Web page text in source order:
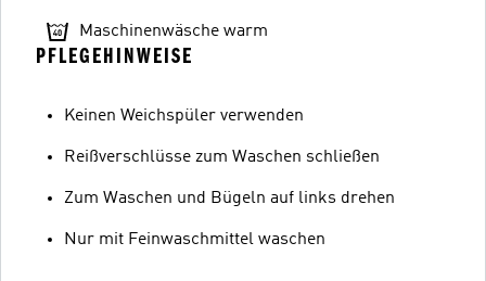
Maschinenwäsche warm
PFLEGEHINWEISE
Keinen Weichspüler verwenden
Reißverschlüsse zum Waschen schließen
Zum Waschen und Bügeln auf links drehen
Nur mit Feinwaschmittel waschen